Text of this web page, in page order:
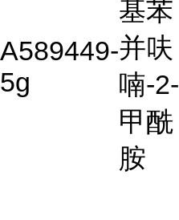
A589449-
5g
基苯
并呋
喃-2-
甲酰
胺